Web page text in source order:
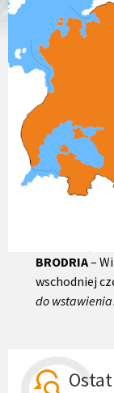
BRODRIA–
wschodniej
do